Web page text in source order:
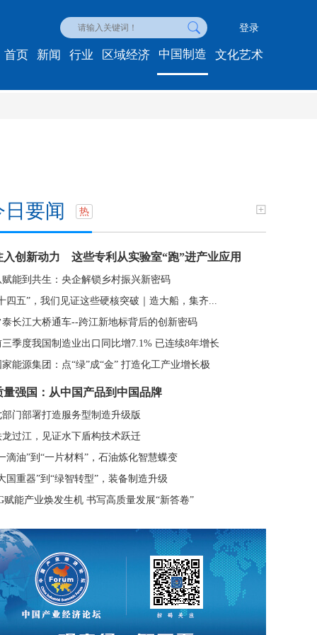
登录
首页 新闻 行业 区域经济 中国制造 文化艺术
品牌撤出有因 国产工程机械品牌强势崛起
日要闻 热
入创新动力 这些专利从实验室“跑”进产业应用
赋能到共生：央企解锁乡村振兴新密码
四五”，我们见证这些硬核突破｜造大船，集齐...
泰长江大桥通车--跨江新地标背后的创新密码
三季度我国制造业出口同比增7.1% 已连续8年增长
家能源集团：点“绿”成“金” 打造化工产业增长极
量强国：从中国产品到中国品牌
部门部署打造服务型制造升级版
龙过江，见证水下盾构技术跃迁
滴油”到“一片材料”，石油炼化智慧蝶变
国重器”到“绿智转型”，装备制造升级
赋能产业焕发生机 书写高质量发展“新答卷”